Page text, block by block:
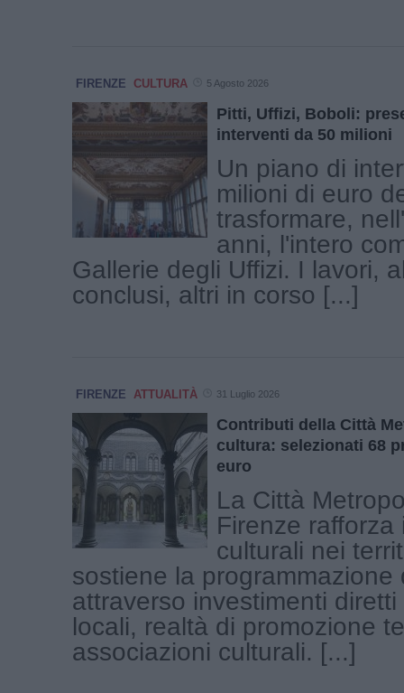
FIRENZE CULTURA 5 Agosto 2026
Pitti, Uffizi, Boboli:
interventi da 50 milioni
Un piano di
milioni di euro
trasformare,
anni, l'intero
Gallerie degli Uffizi. I lavori,
conclusi, altri in corso [...]
FIRENZE ATTUALITÀ 31 Luglio 2026
Contributi della Città
cultura: selezionati 68
euro
La Città
Firenze rafforza
culturali nei
sostiene la programmazione
attraverso investimenti
locali, realtà di promozione
associazioni culturali. [...]